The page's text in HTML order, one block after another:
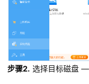
步骤2. 选择目标磁盘 —